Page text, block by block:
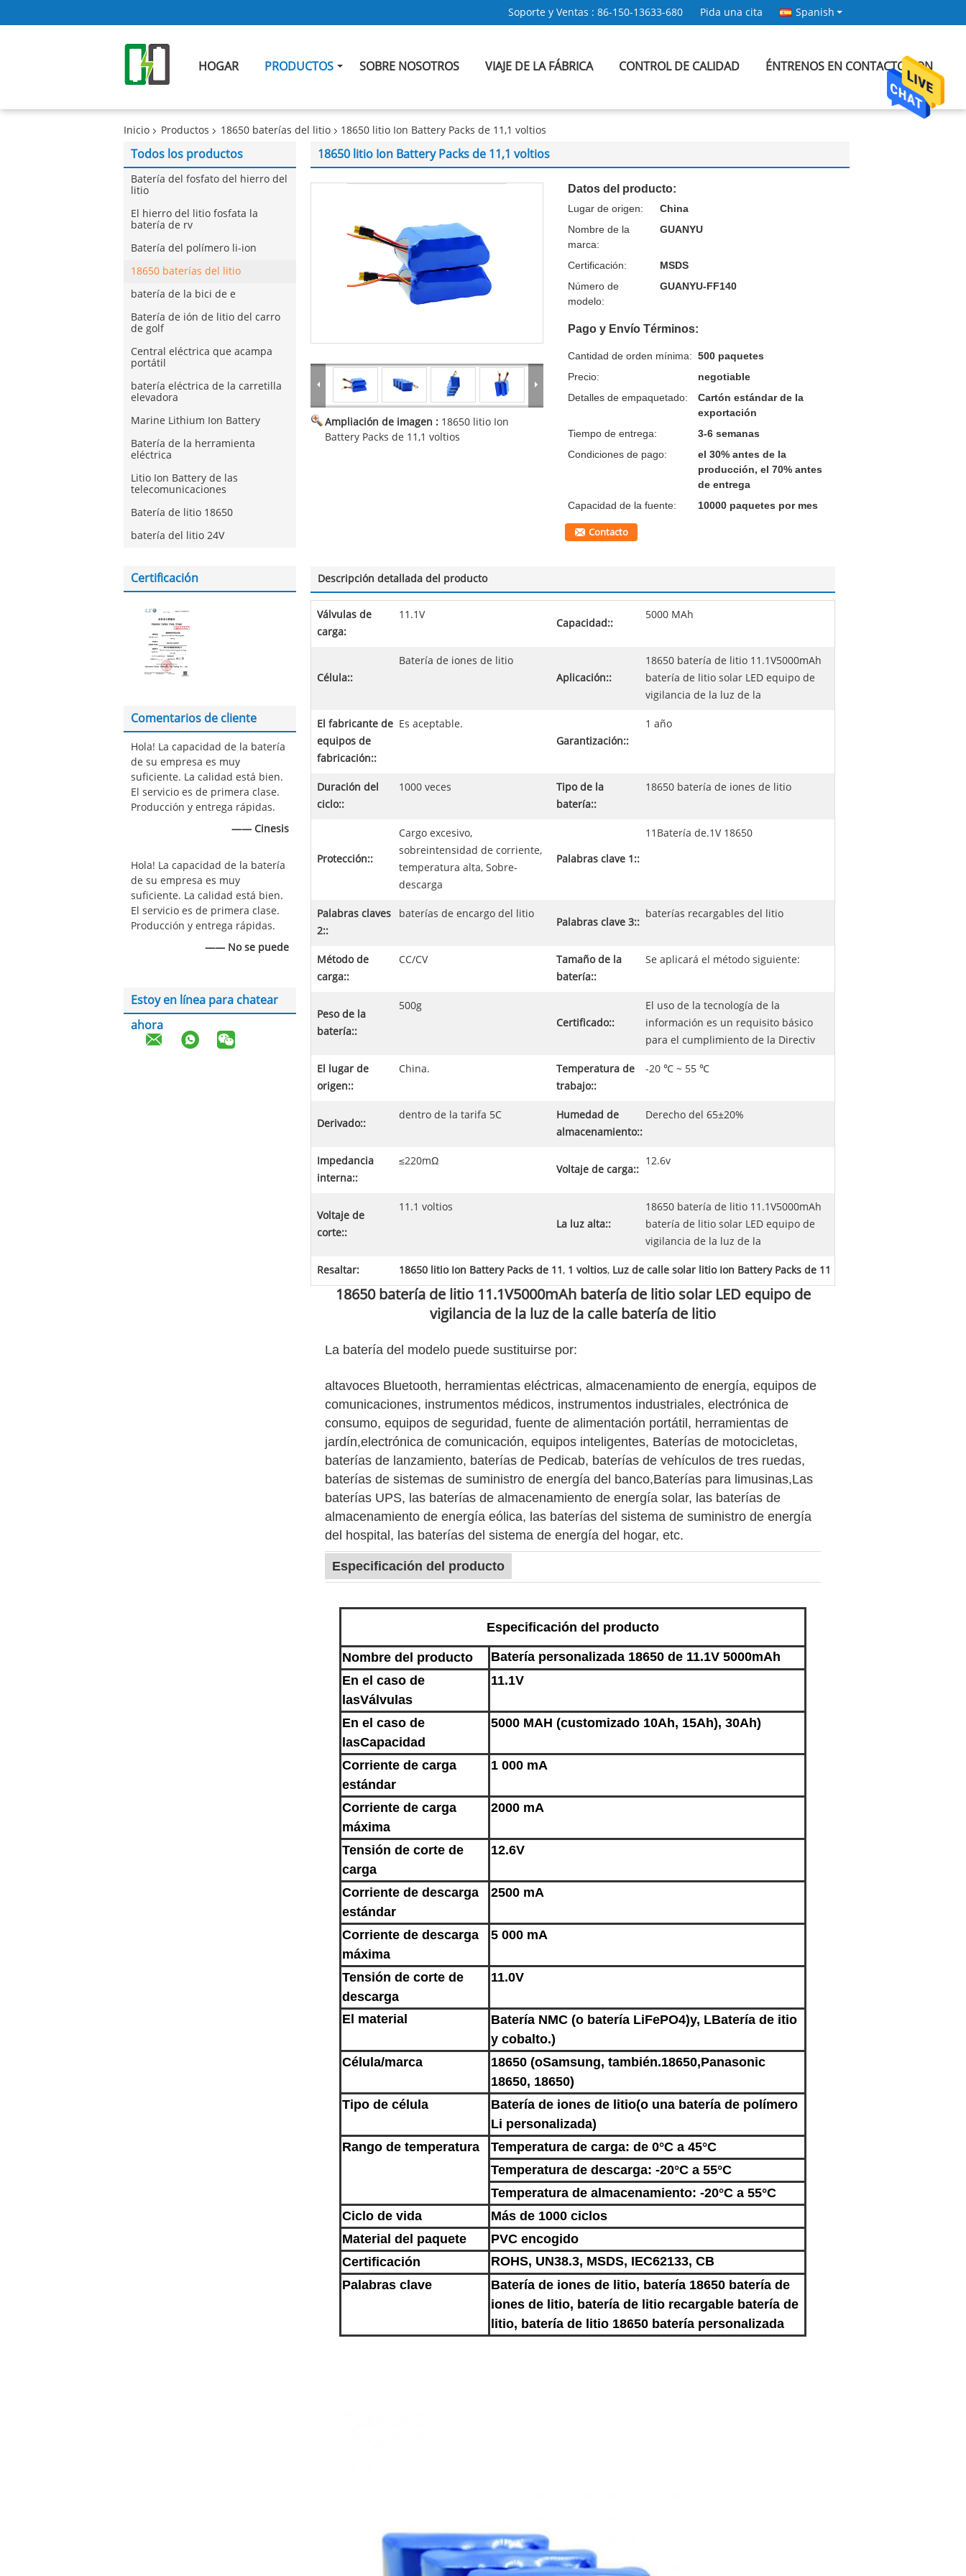
Soporte y Ventas : 86-150-13633-680 Pida una cita Spanish
HOGAR PRODUCTOS SOBRE NOSOTROS VIAJE DE LA FÁBRICA CONTROL DE CALIDAD ÉNTRENOS EN CONTACTO CON
Inicio Productos 18650 baterías del litio 18650 litio Ion Battery Packs de 11,1 voltios
Todos los productos
Batería del fosfato del hierro del
litio
El hierro del litio fosfata la
batería de rv
Batería del polímero li-ion
18650 baterías del litio
batería de la bici de e
Batería de ión de litio del carro
de golf
Central eléctrica que acampa
portátil
batería eléctrica de la carretilla
elevadora
Marine Lithium Ion Battery
Batería de la herramienta
eléctrica
Litio Ion Battery de las
telecomunicaciones
Batería de litio 18650
batería del litio 24V
Certificación
Comentarios de cliente
Hola! La capacidad de la batería
de su empresa es muy
suficiente. La calidad está bien.
El servicio es de primera clase.
Producción y entrega rápidas.
—— Cinesis
Hola! La capacidad de la batería
de su empresa es muy
suficiente. La calidad está bien.
El servicio es de primera clase.
Producción y entrega rápidas.
—— No se puede
Estoy en línea para chatear
ahora
18650 litio Ion Battery Packs de 11,1 voltios
Ampliación de imagen : 18650 litio Ion
Battery Packs de 11,1 voltios
Datos del producto:
Lugar de origen:
China
Nombre de la
marca:
GUANYU
Certificación:
MSDS
Número de
modelo:
GUANYU-FF140
Pago y Envío Términos:
Cantidad de orden mínima: 500 paquetes
Precio:
negotiable
Detalles de empaquetado:
Cartón estándar de la
exportación
Tiempo de entrega:
3-6 semanas
Condiciones de pago:
el 30% antes de la
producción, el 70% antes
de entrega
Capacidad de la fuente:
10000 paquetes por mes
Contacto
Descripción detallada del producto
Válvulas de
carga:
11.1V
Capacidad::
5000 MAh
Célula::
Batería de iones de litio
Aplicación::
18650 batería de litio 11.1V5000mAh
batería de litio solar LED equipo de
vigilancia de la luz de la
El fabricante de
equipos de
fabricación::
Es aceptable.
Garantización::
1 año
Duración del
ciclo::
1000 veces
Tipo de la
batería::
18650 batería de iones de litio
Protección::
Cargo excesivo,
sobreintensidad de corriente,
temperatura alta, Sobre-
descarga
Palabras clave 1::
11Batería de.1V 18650
Palabras claves
2::
baterías de encargo del litio
Palabras clave 3::
baterías recargables del litio
Método de
carga::
CC/CV
Tamaño de la
batería::
Se aplicará el método siguiente:
Peso de la
batería::
500g
Certificado::
El uso de la tecnología de la
información es un requisito básico
para el cumplimiento de la Directiv
El lugar de
origen::
China.
Temperatura de
trabajo::
-20 ℃ ~ 55 ℃
Derivado::
dentro de la tarifa 5C
Humedad de
almacenamiento::
Derecho del 65±20%
Impedancia
interna::
≤220mΩ
Voltaje de carga::
12.6v
Voltaje de
corte::
11.1 voltios
La luz alta::
18650 batería de litio 11.1V5000mAh
batería de litio solar LED equipo de
vigilancia de la luz de la
Resaltar: 18650 litio Ion Battery Packs de 11, 1 voltios, Luz de calle solar litio Ion Battery Packs de 11
18650 batería de litio 11.1V5000mAh batería de litio solar LED equipo de
vigilancia de la luz de la calle batería de litio
La batería del modelo puede sustituirse por:
altavoces Bluetooth, herramientas eléctricas, almacenamiento de energía, equipos de
comunicaciones, instrumentos médicos, instrumentos industriales, electrónica de
consumo, equipos de seguridad, fuente de alimentación portátil, herramientas de
jardín,electrónica de comunicación, equipos inteligentes, Baterías de motocicletas,
baterías de lanzamiento, baterías de Pedicab, baterías de vehículos de tres ruedas,
baterías de sistemas de suministro de energía del banco,Baterías para limusinas,Las
baterías UPS, las baterías de almacenamiento de energía solar, las baterías de
almacenamiento de energía eólica, las baterías del sistema de suministro de energía
del hospital, las baterías del sistema de energía del hogar, etc.
Especificación del producto
Especificación del producto
Nombre del producto
Batería personalizada 18650 de 11.1V 5000mAh
En el caso de
lasVálvulas
11.1V
En el caso de
lasCapacidad
5000 MAH (customizado 10Ah, 15Ah), 30Ah)
Corriente de carga
estándar
1 000 mA
Corriente de carga
máxima
2000 mA
Tensión de corte de
carga
12.6V
Corriente de descarga
estándar
2500 mA
Corriente de descarga
máxima
5 000 mA
Tensión de corte de
descarga
11.0V
El material Batería NMC (o batería LiFePO4)y, LBatería de itio
y cobalto.)
Célula/marca
18650 (oSamsung, también.18650,Panasonic
18650, 18650)
Tipo de célula
Batería de iones de litio(o una batería de polímero
Li personalizada)
Rango de temperatura
Temperatura de carga: de 0°C a 45°C
Temperatura de descarga: -20°C a 55°C
Temperatura de almacenamiento: -20°C a 55°C
Ciclo de vida
Más de 1000 ciclos
Material del paquete
PVC encogido
Certificación
ROHS, UN38.3, MSDS, IEC62133, CB
Palabras clave
Batería de iones de litio, batería 18650 batería de
iones de litio, batería de litio recargable batería de
litio, batería de litio 18650 batería personalizada